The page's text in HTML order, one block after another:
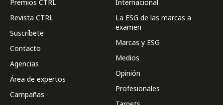
Premios CTRL
Revista CTRL
Suscríbete
Contacto
Agencias
Área de expertos
Campañas
Internacional
La ESG de las marcas a
examen
Marcas y ESG
Medios
Opinión
Profesionales